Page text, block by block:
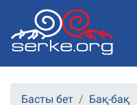
Басты бет
Бақ-бақ